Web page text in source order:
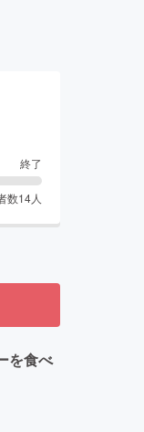
終了
数14人
を食べ